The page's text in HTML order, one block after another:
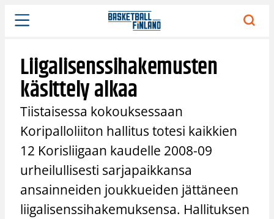
Siirry
sisältöön
Liigalisenssihakemusten
käsittely alkaa
Tiistaisessa kokouksessaan
Koripalloliiton hallitus totesi kaikkien
12 Korisliigaan kaudelle 2008-09
urheilullisesti sarjapaikkansa
ansainneiden joukkueiden jättäneen
liigalisenssihakemuksensa. Hallituksen